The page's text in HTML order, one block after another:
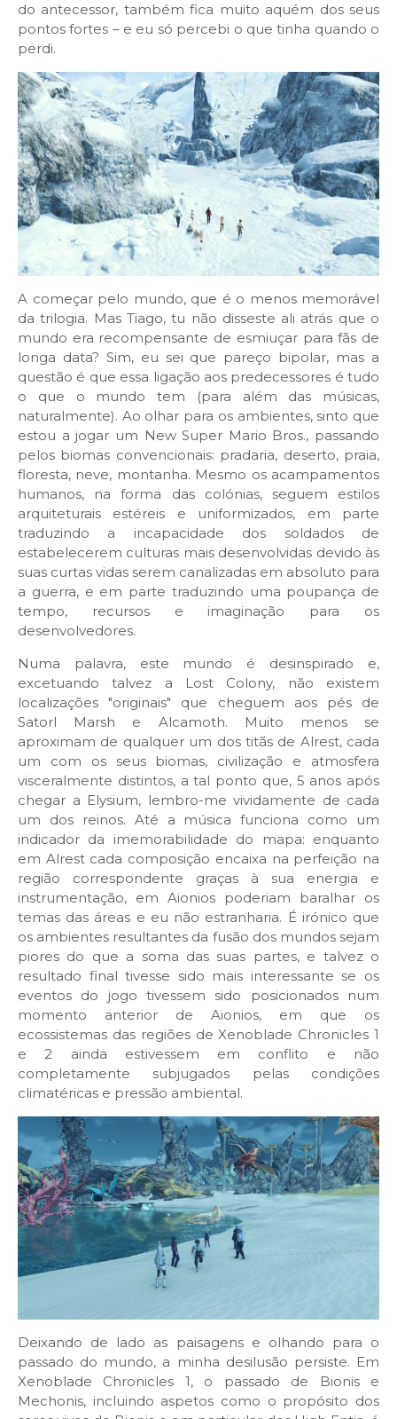
do antecessor, também fica muito aquém dos seus
pontos fortes – e eu só percebi o que tinha quando o
perdi.
A começar pelo mundo, que é o menos memorável
da trilogia. Mas Tiago, tu não disseste ali atrás que o
mundo era recompensante de esmiuçar para fãs de
longa data? Sim, eu sei que pareço bipolar, mas a
questão é que essa ligação aos predecessores é tudo
o que o mundo tem (para além das músicas,
naturalmente). Ao olhar para os ambientes, sinto que
estou a jogar um New Super Mario Bros., passando
pelos biomas convencionais: pradaria, deserto, praia,
floresta, neve, montanha. Mesmo os acampamentos
humanos, na forma das colónias, seguem estilos
arquiteturais estéreis e uniformizados, em parte
traduzindo a incapacidade dos soldados de
estabelecerem culturas mais desenvolvidas devido às
suas curtas vidas serem canalizadas em absoluto para
a guerra, e em parte traduzindo uma poupança de
tempo, recursos e imaginação para os
desenvolvedores.
Numa palavra, este mundo é desinspirado e,
excetuando talvez a Lost Colony, não existem
localizações "originais" que cheguem aos pés de
Satorl Marsh e Alcamoth. Muito menos se
aproximam de qualquer um dos titãs de Alrest, cada
um com os seus biomas, civilização e atmosfera
visceralmente distintos, a tal ponto que, 5 anos após
chegar a Elysium, lembro-me vividamente de cada
um dos reinos. Até a música funciona como um
indicador da imemorabilidade do mapa: enquanto
em Alrest cada composição encaixa na perfeição na
região correspondente graças à sua energia e
instrumentação, em Aionios poderiam baralhar os
temas das áreas e eu não estranharia. É irónico que
os ambientes resultantes da fusão dos mundos sejam
piores do que a soma das suas partes, e talvez o
resultado final tivesse sido mais interessante se os
eventos do jogo tivessem sido posicionados num
momento anterior de Aionios, em que os
ecossistemas das regiões de Xenoblade Chronicles 1
e 2 ainda estivessem em conflito e não
completamente subjugados pelas condições
climatéricas e pressão ambiental.
Deixando de lado as paisagens e olhando para o
passado do mundo, a minha desilusão persiste. Em
Xenoblade Chronicles 1, o passado de Bionis e
Mechonis, incluindo aspetos como o propósito dos